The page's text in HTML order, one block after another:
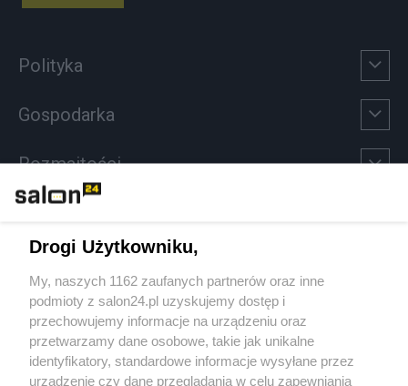
Polityka
Gospodarka
Rozmaitości
Sport
Społeczeństwo
Kultura
Drogi Użytkowniku,
My, naszych 1162 zaufanych partnerów oraz inne
podmioty z salon24.pl uzyskujemy dostęp i
przechowujemy informacje na urządzeniu oraz
przetwarzamy dane osobowe, takie jak unikalne
identyfikatory, standardowe informacje wysyłane przez
urządzenie czy dane przeglądania w celu zapewniania